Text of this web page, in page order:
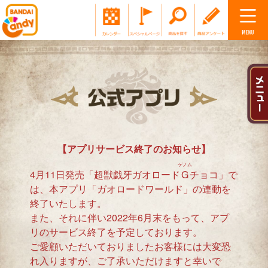
【アプリサービス終了のお知らせ】
4月11日発売「超獣戯牙ガオロードG
ゲノム
チョコ」で
は、本アプリ「ガオロードワールド」の連動を
終了いたします。
また、それに伴い2022年6月末をもって、アプ
リのサービス終了を予定しております。
ご愛顧いただいておりましたお客様には大変恐
れ入りますが、ご了承いただけますと幸いで